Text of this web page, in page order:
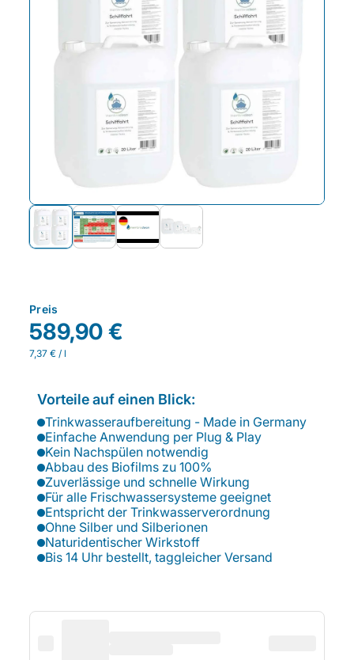
Preis
589,90 €
7,37 € / l
Vorteile auf einen Blick:
Trinkwasseraufbereitung - Made in Germany
Einfache Anwendung per Plug & Play
Kein Nachspülen notwendig
Abbau des Biofilms zu 100%
Zuverlässige und schnelle Wirkung
Für alle Frischwassersysteme geeignet
Entspricht der Trinkwasserverordnung
Ohne Silber und Silberionen
Naturidentischer Wirkstoff
Bis 14 Uhr bestellt, taggleicher Versand